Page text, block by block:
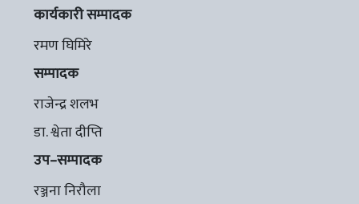
कार्यकारी सम्पादक
रमण घिमिरे
सम्पादक
राजेन्द्र शलभ
डा. श्वेता दीप्ति
उप–सम्पादक
रञ्जना निरौला